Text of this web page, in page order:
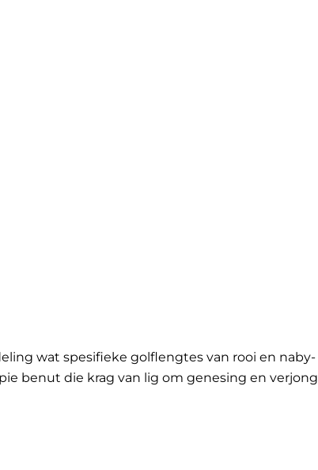
wat spesifieke golflengtes van rooi en naby-
benut die krag van lig om genesing en